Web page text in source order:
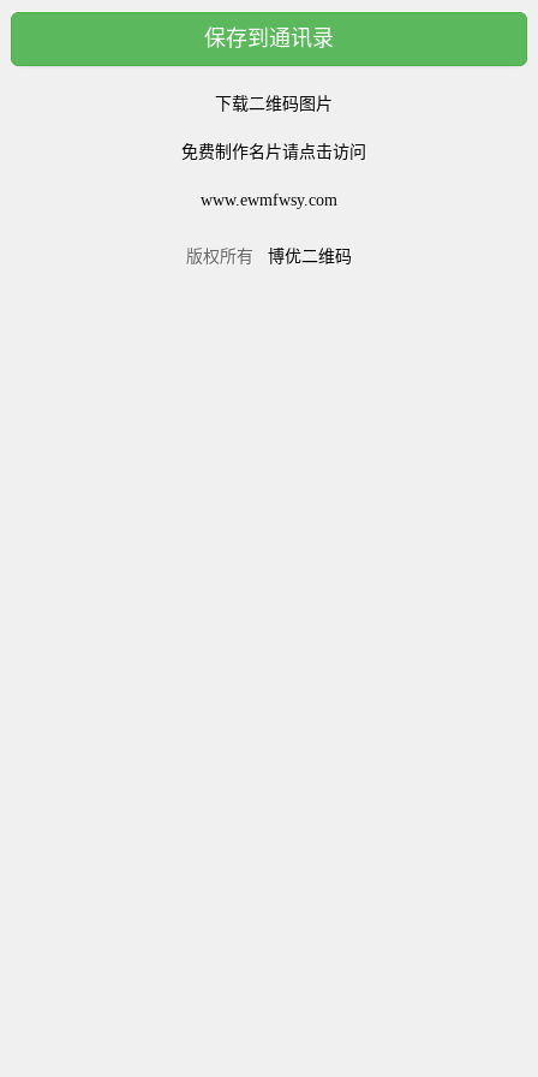
保存到通讯录
下载二维码图片
免费制作名片请点击访问
www.ewmfwsy.com
版权所有 博优二维码